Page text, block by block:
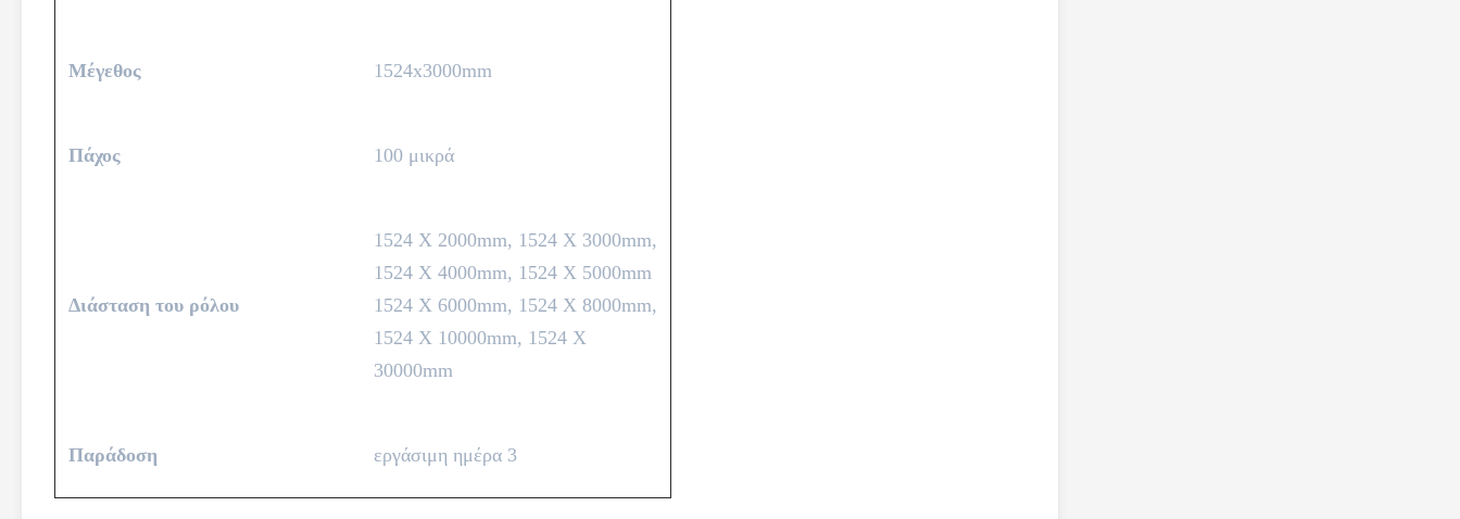
Μέγεθος 1524x3000mm
Πάχος 100 μικρά
Διάσταση του ρόλου
1524 X 2000mm, 1524 X 3000mm,
1524 X 4000mm, 1524 X 5000mm
1524 X 6000mm, 1524 X 8000mm,
1524 X 10000mm, 1524 X
30000mm
Παράδοση εργάσιμη ημέρα 3